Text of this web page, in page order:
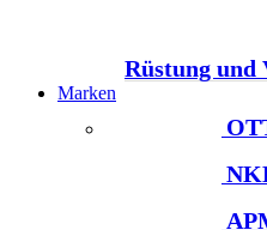
Rüstung und
Marken